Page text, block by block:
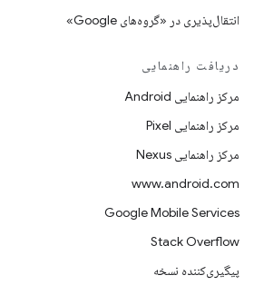
انتقال‌پذیری در «گروه‌های Google»
دریافت راهنمایی
مرکز راهنمایی Android
مرکز راهنمایی Pixel
مرکز راهنمایی Nexus
www.android.com
Google Mobile Services
Stack Overflow
پیگیری‌کننده نسخه